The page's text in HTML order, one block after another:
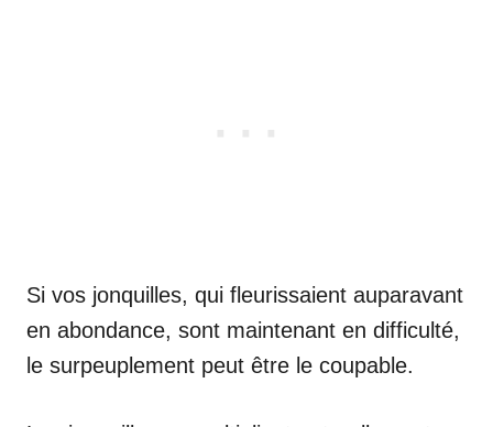
Si vos jonquilles, qui fleurissaient auparavant
en abondance, sont maintenant en difficulté,
le surpeuplement peut être le coupable.